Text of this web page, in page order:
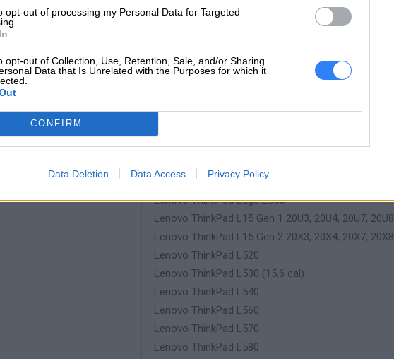
opt-out of processing my Personal Data for Targeted
opt-out of Collection, Use, Retention, Sale, and/or Sharing
Data that Is Unrelated with the Purposes for which it
CONFIRM
Data Deletion Data Access Privacy Policy
Lenovo ThinkPad E570
Lenovo ThinkPad E585
Lenovo ThinkPad E595
Lenovo ThinkPad Edge E535
Lenovo ThinkPad Edge E550
Lenovo ThinkPad Edge E555
Lenovo ThinkPad L15 Gen 1 20U3, 20U4, 20U7, 20U8
Lenovo ThinkPad L15 Gen 2 20X3, 20X4, 20X7, 20X8
Lenovo ThinkPad L520
Lenovo ThinkPad L530 (15.6 cal)
Lenovo ThinkPad L540
Lenovo ThinkPad L560
Lenovo ThinkPad L570
Lenovo ThinkPad L580